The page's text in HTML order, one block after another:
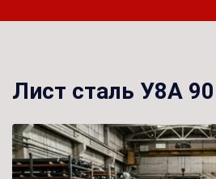
Лист сталь У8А